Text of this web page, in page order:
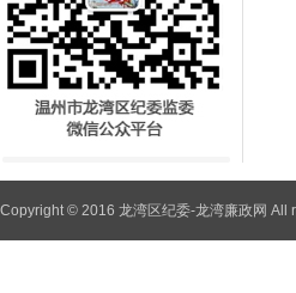
Copyright © 2016 龙湾区纪委-龙湾廉政网 All